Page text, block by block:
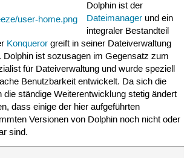
Dolphin ist der
Dateimanager und ein
integraler Bestandteil
Konquerorgreift in seiner Dateiverwaltung
Dolphin ist sozusagen im Gegensatz zum
für Dateiverwaltung und wurde speziell
Benutzbarkeit entwickelt. Da sich die
die ständige Weiterentwicklung stetig ändert
dass einige der hier aufgeführten
Versionen von Dolphin noch nicht oder
sind.